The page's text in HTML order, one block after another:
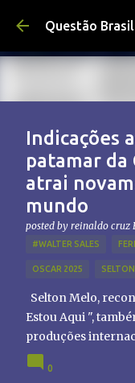
Pular
Questão Brasil |
Indicações
patamar da
atrai
mundo
posted by reinaldo cruz
#WALTER SALES
OSCAR 2025
Selton Melo,
Estou Aqui ",
produções
chamado atenção
Brasil, abrindo
0